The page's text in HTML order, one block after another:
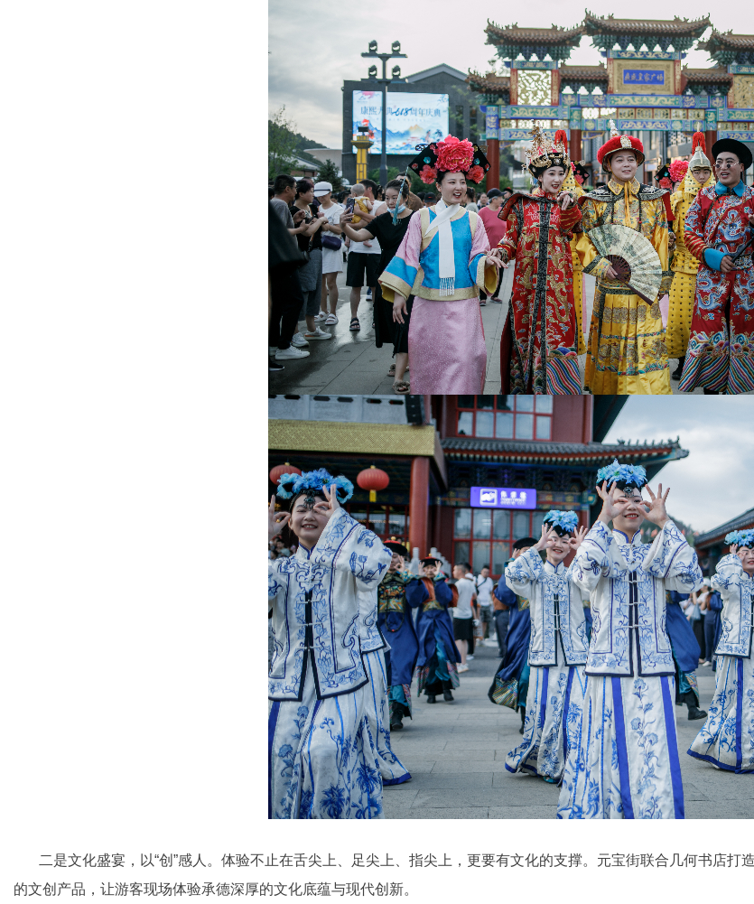
二是文化盛宴，以“创”感人。体验不止在舌尖上、足尖上、指尖上，更要有文化的支撑。元宝街联合几何书店打
的文创产品，让游客现场体验承德深厚的文化底蕴与现代创新。